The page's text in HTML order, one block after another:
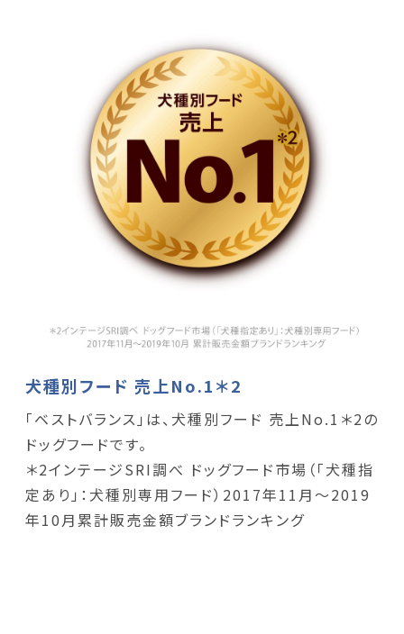
犬種別フード 売上No.1＊2
「ベストバランス」は、犬種別フード 売上No.1＊2の
ドッグフードです。
＊2インテージSRI調べ ドッグフード市場（「犬種指
定あり」：犬種別専用フード）2017年11月～2019
年10月累計販売金額ブランドランキング